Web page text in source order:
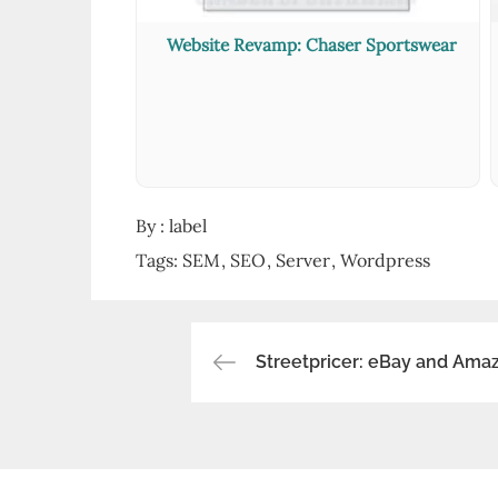
Website Revamp: Chaser Sportswear
By : label
Tags: SEM SEO Server Wordpress
Streetpricer: eBay and